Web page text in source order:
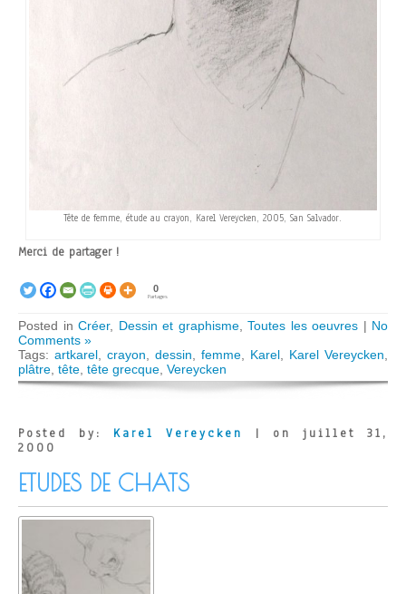
Tête de femme, étude au crayon, Karel Vereycken, 2005, San Salvador.
Merci de partager !
0
Partages
Posted in Créer, Dessin et graphisme, Toutes les oeuvres | No
Comments »
Tags: artkarel crayon dessin femme Karel Karel Vereycken
plâtre tête tête grecque Vereycken
Posted by: Karel Vereycken
| on juillet 31,
2000
ETUDES DE CHATS